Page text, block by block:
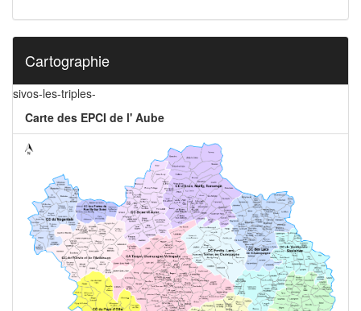
Cartographie
sivos-les-triples-
Carte des EPCI de l' Aube